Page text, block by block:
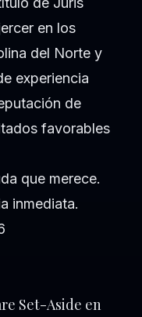
en los
del Norte y
experiencia
de
favorables
que merece.
inmediata.
Set-Aside en